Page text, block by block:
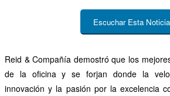
Escuchar Esta Noticia
Reid & Compañía demostró que los
de la oficina y se forjan donde la
innovación y la pasión por la excelencia